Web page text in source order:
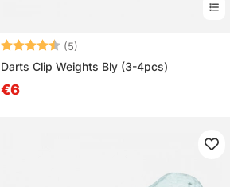
Arvio: (5)
Darts Clip Weights Bly (3-4pcs)
€6